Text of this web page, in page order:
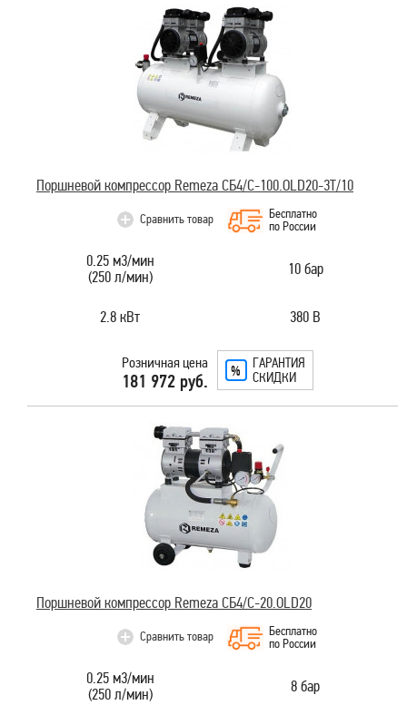
Поршневой компрессор Remeza СБ4/С-100.OLD20-3T/10
Сравнить товар
Бесплатно
по России
0.25 м3/мин
(250 л/мин)
10 бар
2.8 кВт 380 В
Розничная цена
181 972 руб.
ГАРАНТИЯ
СКИДКИ
Поршневой компрессор Remeza СБ4/C-20.OLD20
Сравнить товар
Бесплатно
по России
0.25 м3/мин
(250 л/мин)
8 бар